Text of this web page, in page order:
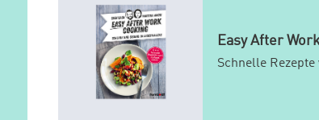
Easy After
Schnelle